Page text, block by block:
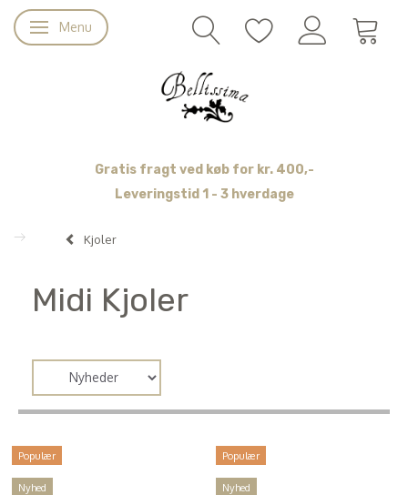
Skifte navigation
Menu
Gratis fragt ved køb for kr. 400,-
Leveringstid 1 - 3 hverdage
Kjoler
Midi Kjoler
Populær
Nyhed
Populær
Nyhed